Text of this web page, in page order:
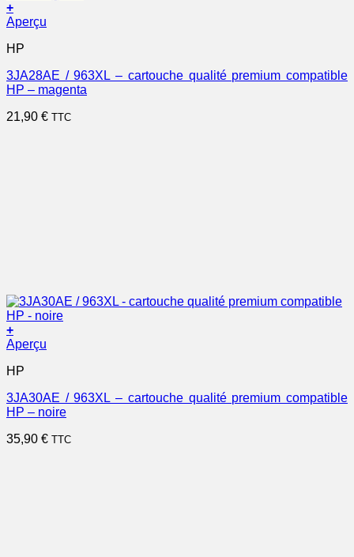
+
Aperçu
HP
3JA28AE / 963XL – cartouche qualité premium compatible
HP – magenta
21,90 € TTC
+
Aperçu
HP
3JA30AE / 963XL – cartouche qualité premium compatible
HP – noire
35,90 € TTC